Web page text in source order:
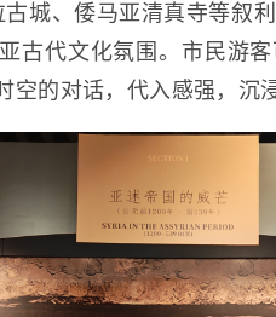
城、倭马亚清真寺等叙
古代文化氛围。市民游
空的对话，代入感强，沉